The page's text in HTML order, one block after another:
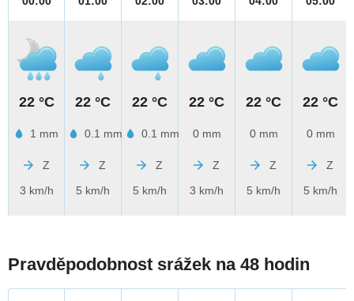
22 °C
1 mm
Z
3 km/h
22 °C
0.1 mm
Z
5 km/h
22 °C
0.1 mm
Z
5 km/h
22 °C
0 mm
Z
3 km/h
22 °C
0 mm
Z
5 km/h
22 °C
0 mm
Z
5 km/h
Pravděpodobnost srážek na 48 hodin